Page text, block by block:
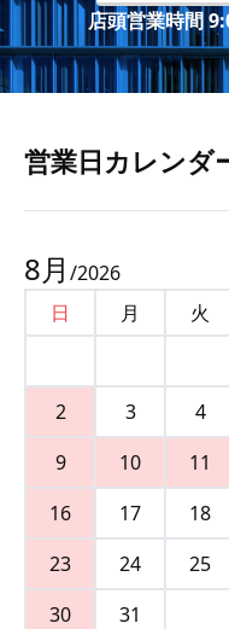
店頭営業時間
営業⽇カレンダ
8月 /2026
日
月 火
2
3 4
9
10 11
16
17 18
23
24 25
30
31